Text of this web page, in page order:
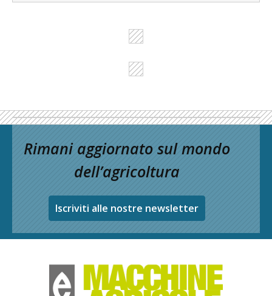
Rimani aggiornato sul mondo
dell’agricoltura
Iscriviti alle nostre newsletter